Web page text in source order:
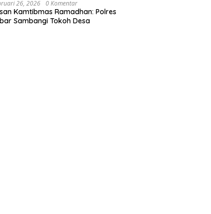
26, 2026 0 Komentar
Kamtibmas Ramadhan: Polres
Sambangi Tokoh Desa